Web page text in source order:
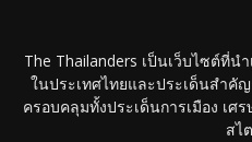
The Thailanders เป็นเว็บไซต์ที่น
ในประเทศไทยและประเด็นสำคั
ครอบคลุมทั้งประเด็นการเมือง เ
สไ